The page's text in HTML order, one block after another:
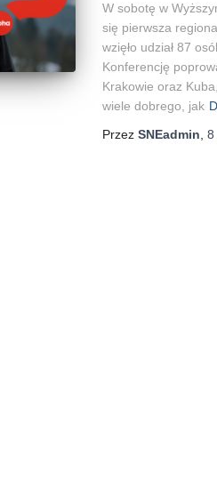
W sobotę w
się pierwsza
wzięło udział 87
Konferencję
Krakowie oraz
wiele dobrego, jak
Przez SNEadmin 8